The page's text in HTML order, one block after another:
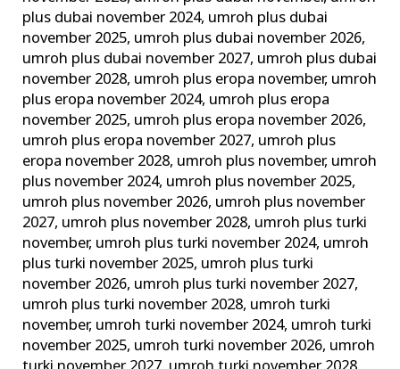
plus dubai november 2024, umroh plus dubai
november 2025, umroh plus dubai november 2026,
umroh plus dubai november 2027, umroh plus dubai
november 2028, umroh plus eropa november, umroh
plus eropa november 2024, umroh plus eropa
november 2025, umroh plus eropa november 2026,
umroh plus eropa november 2027, umroh plus
eropa november 2028, umroh plus november, umroh
plus november 2024, umroh plus november 2025,
umroh plus november 2026, umroh plus november
2027, umroh plus november 2028, umroh plus turki
november, umroh plus turki november 2024, umroh
plus turki november 2025, umroh plus turki
november 2026, umroh plus turki november 2027,
umroh plus turki november 2028, umroh turki
november, umroh turki november 2024, umroh turki
november 2025, umroh turki november 2026, umroh